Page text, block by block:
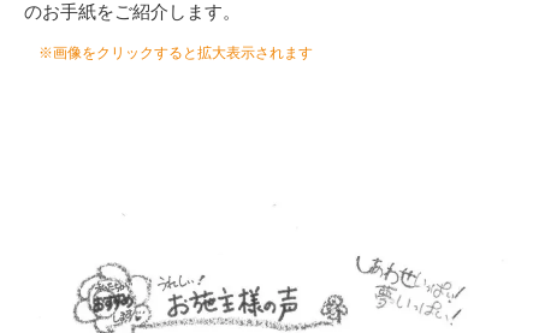
のお手紙をご紹介します。
※画像をクリックすると拡大表示されます